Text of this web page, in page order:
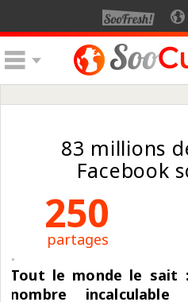
83 millions
Facebook
250
partages
Tout le monde le sait
nombre